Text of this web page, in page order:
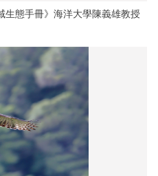
生態手冊》海洋大學陳義雄教授